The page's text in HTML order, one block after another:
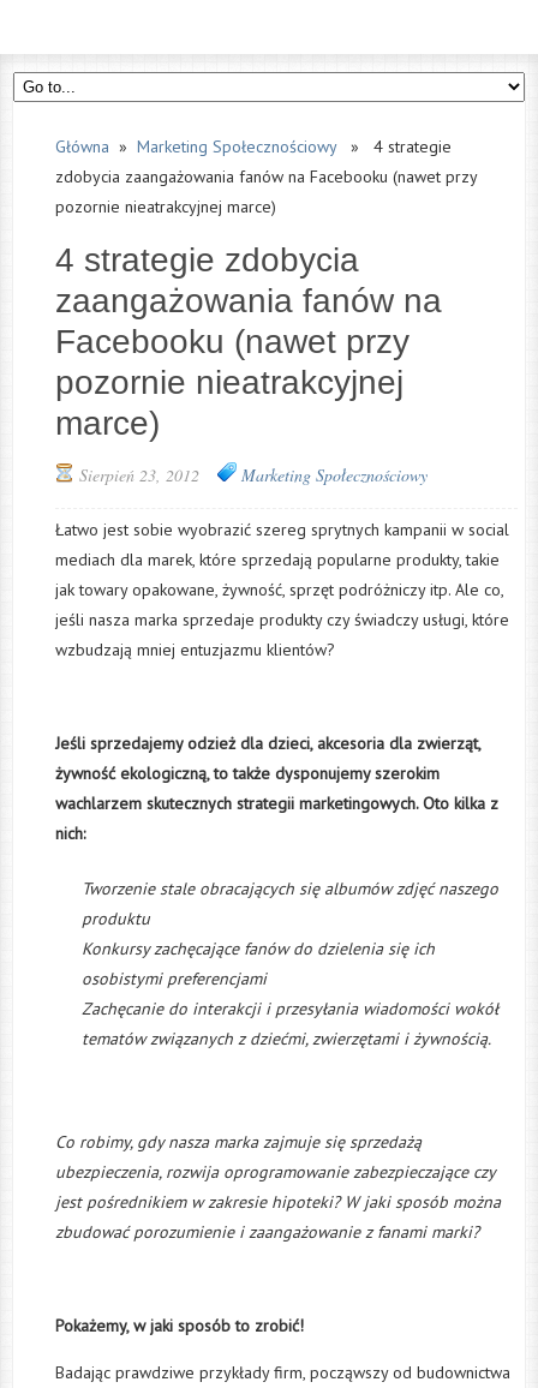
Główna »Marketing Społecznościowy» 4 strategie
zdobycia zaangażowania fanów na Facebooku (nawet przy
pozornie nieatrakcyjnej marce)
4 strategie zdobycia
zaangażowania fanów na
Facebooku (nawet przy
pozornie nieatrakcyjnej
marce)
Sierpień 23, 2012 Marketing Społecznościowy
Łatwo jest sobie wyobrazić szereg sprytnych kampanii w social
mediach dla marek, które sprzedają popularne produkty, takie
jak towary opakowane, żywność, sprzęt podróżniczy itp. Ale co,
jeśli nasza marka sprzedaje produkty czy świadczy usługi, które
wzbudzają mniej entuzjazmu klientów?
Jeśli sprzedajemy odzież dla dzieci, akcesoria dla zwierząt,
żywność ekologiczną, to także dysponujemy szerokim
wachlarzem skutecznych strategii marketingowych. Oto kilka z
nich:
Tworzenie stale obracających się albumów zdjęć naszego
produktu
Konkursy zachęcające fanów do dzielenia się ich
osobistymi preferencjami
Zachęcanie do interakcji i przesyłania wiadomości wokół
tematów związanych z dziećmi, zwierzętami i żywnością.
Co robimy, gdy nasza marka zajmuje się sprzedażą
ubezpieczenia, rozwija oprogramowanie zabezpieczające czy
jest pośrednikiem w zakresie hipoteki? W jaki sposób można
zbudować porozumienie i zaangażowanie z fanami marki?
Pokażemy, w jaki sposób to zrobić!
Badając prawdziwe przykłady firm, począwszy od budownictwa